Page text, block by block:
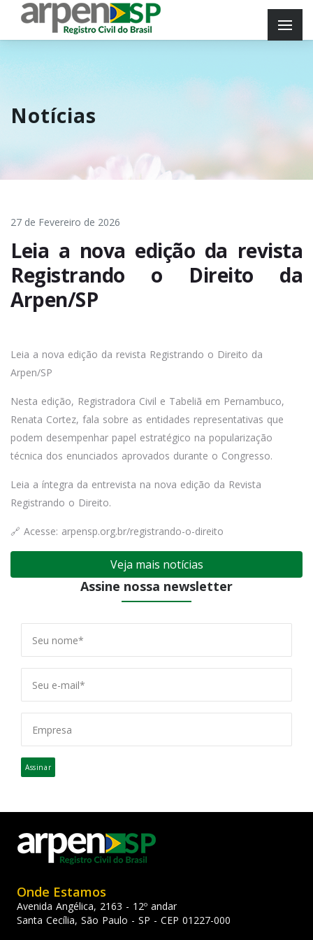
Notícias
27 de Fevereiro de 2026
Leia a nova edição da revista
Registrando o Direito da
Arpen/SP
Leia a nova edição da revista Registrando o Direito da
Arpen/SP
Nesta edição, Registradora Civil e Tabeliã em Pernambuco,
Renata Cortez, fala sobre as entidades representativas que
podem desempenhar papel estratégico na popularização
técnica dos enunciados aprovados durante o Congresso.
Leia a íntegra da entrevista na nova edição da Revista
Registrando o Direito.
🔗 Acesse: arpensp.org.br/registrando-o-direito
Veja mais notícias
Assine nossa newsletter
Assinar
Onde Estamos
Avenida Angélica, 2163 - 12º andar
Santa Cecília, São Paulo - SP - CEP 01227-000